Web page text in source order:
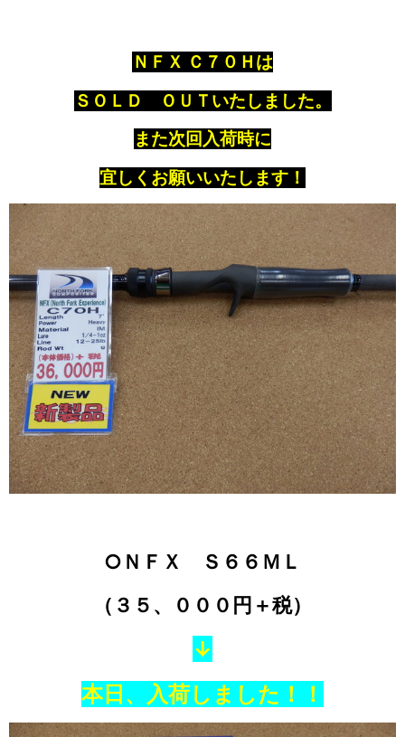
ＮＦＸ Ｃ７０Ｈは
ＳＯＬＤ ＯＵＴいたしました。
また次回入荷時に
宜しくお願いいたします！
○ＮＦＸ Ｓ６６ＭＬ
（３５、０００円＋税）
↓
本日、入荷しました！！